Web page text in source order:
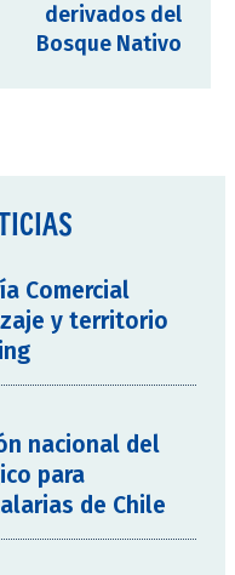
derivados del
Bosque Nativo
Comercial
y territorio
nacional del
para
de Chile